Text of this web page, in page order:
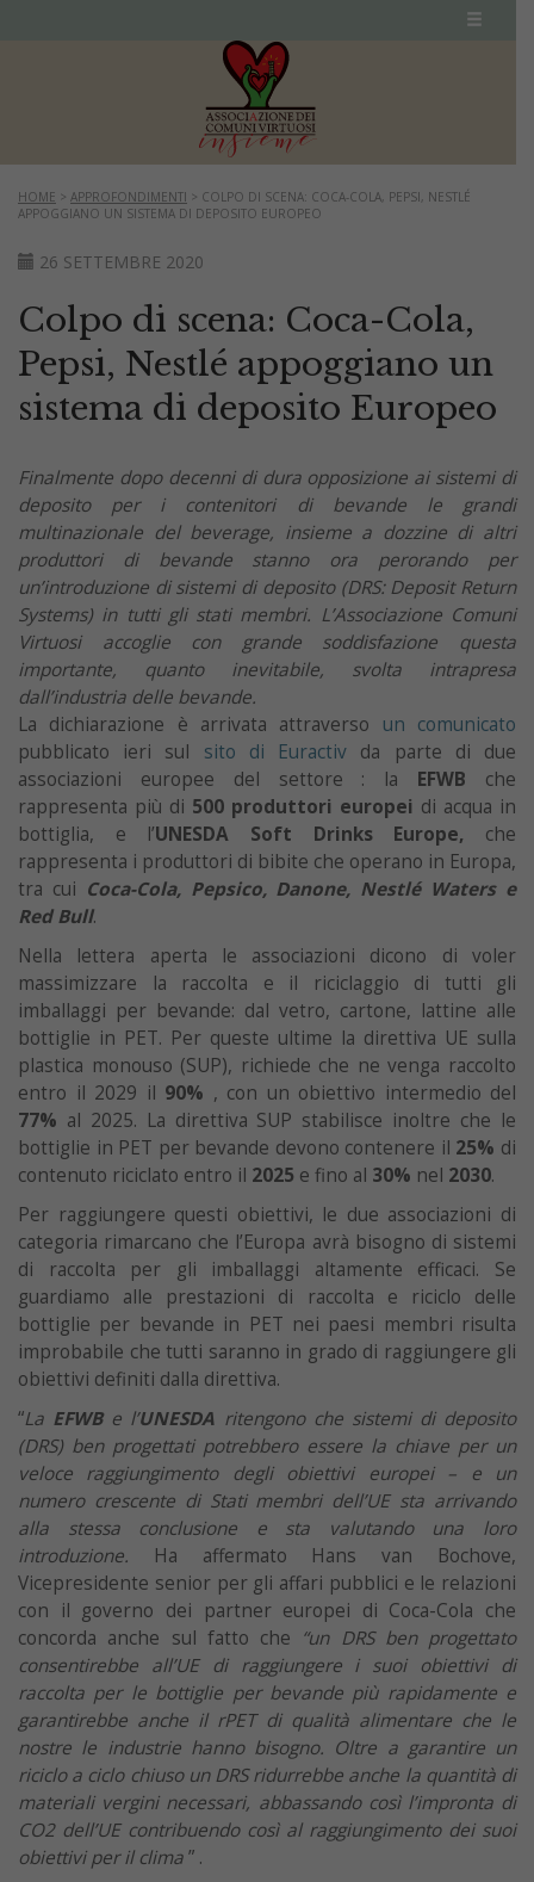
HOME > APPROFONDIMENTI > COLPO DI SCENA: COCA-COLA, PEPSI, NESTLÉ
APPOGGIANO UN SISTEMA DI DEPOSITO EUROPEO
26 SETTEMBRE 2020
Colpo di scena: Coca-Cola,
Pepsi, Nestlé appoggiano un
sistema di deposito Europeo
Finalmente dopo decenni di dura opposizione ai sistemi di
deposito per i contenitori di bevande le grandi
multinazionale del beverage, insieme a dozzine di altri
produttori di bevande stanno ora perorando per
un’introduzione di sistemi di deposito (DRS: Deposit Return
Systems) in tutti gli stati membri. L’Associazione Comuni
Virtuosi accoglie con grande soddisfazione questa
importante, quanto inevitabile, svolta intrapresa
dall’industria delle bevande.
La dichiarazione è arrivata attraverso un comunicato
pubblicato ieri sul sito di Euractiv da parte di due
associazioni europee del settore : la EFWB che
rappresenta più di 500 produttori europei di acqua in
bottiglia, e l’UNESDA Soft Drinks Europe, che
rappresenta i produttori di bibite che operano in Europa,
tra cui Coca-Cola, Pepsico, Danone, Nestlé Waters e
Red Bull.
Nella lettera aperta le associazioni dicono di voler
massimizzare la raccolta e il riciclaggio di tutti gli
imballaggi per bevande: dal vetro, cartone, lattine alle
bottiglie in PET. Per queste ultime la direttiva UE sulla
plastica monouso (SUP), richiede che ne venga raccolto
entro il 2029 il 90% , con un obiettivo intermedio del
77% al 2025. La direttiva SUP stabilisce inoltre che le
bottiglie in PET per bevande devono contenere il 25% di
contenuto riciclato entro il 2025 e fino al 30% nel 2030.
Per raggiungere questi obiettivi, le due associazioni di
categoria rimarcano che l’Europa avrà bisogno di sistemi
di raccolta per gli imballaggi altamente efficaci. Se
guardiamo alle prestazioni di raccolta e riciclo delle
bottiglie per bevande in PET nei paesi membri risulta
improbabile che tutti saranno in grado di raggiungere gli
obiettivi definiti dalla direttiva.
“La EFWB e l’UNESDA ritengono che sistemi di deposito
(DRS) ben progettati potrebbero essere la chiave per un
veloce raggiungimento degli obiettivi europei – e un
numero crescente di Stati membri dell’UE sta arrivando
alla stessa conclusione e sta valutando una loro
introduzione.
Ha affermato Hans van Bochove,
Vicepresidente senior per gli affari pubblici e le relazioni
con il governo dei partner europei di Coca-Cola che
concorda anche sul fatto che “un DRS ben progettato
consentirebbe all’UE di raggiungere i suoi obiettivi di
raccolta per le bottiglie per bevande più rapidamente e
garantirebbe anche il rPET di qualità alimentare che le
nostre le industrie hanno bisogno. Oltre a garantire un
riciclo a ciclo chiuso un DRS ridurrebbe anche la quantità di
materiali vergini necessari, abbassando così l’impronta di
CO2 dell’UE contribuendo così al raggiungimento dei suoi
obiettivi per il clima” .